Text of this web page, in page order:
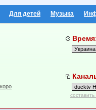
Для детей Музыка